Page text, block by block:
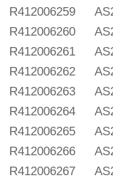
R412006259
R412006260
R412006261
R412006262
R412006263
R412006264
R412006265
R412006266
R412006267